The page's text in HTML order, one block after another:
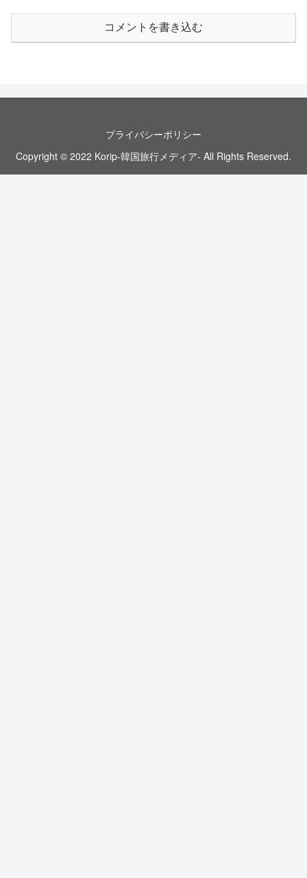
コメントを書き込む
プライバシーポリシー
Copyright © 2022 Korip-韓国旅行メディア- All Rights Reserved.